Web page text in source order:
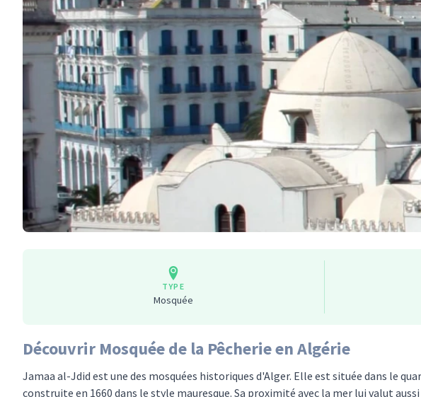
TYPE
Mosquée
Découvrir Mosquée de la Pêcherie en Algérie
Jamaa al-Jdid est une des mosquées historiques d'Alger. Elle est située dans le
construite en 1660 dans le style mauresque. Sa proximité avec la mer lui valut